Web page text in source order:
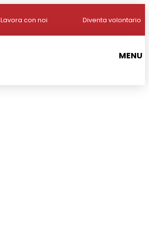
Lavora con noi Diventa volontario
MENU